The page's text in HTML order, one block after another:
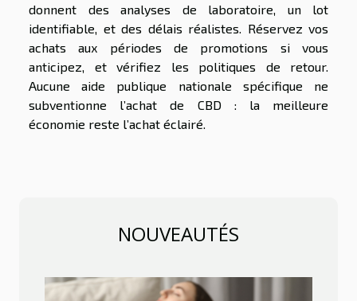
donnent des analyses de laboratoire, un lot
identifiable, et des délais réalistes. Réservez vos
achats aux périodes de promotions si vous
anticipez, et vérifiez les politiques de retour.
Aucune aide publique nationale spécifique ne
subventionne l’achat de CBD : la meilleure
économie reste l’achat éclairé.
NOUVEAUTÉS